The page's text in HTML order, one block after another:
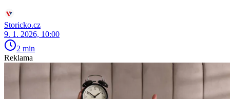
Storicko.cz
9. 1. 2026, 10:00
2 min
Reklama